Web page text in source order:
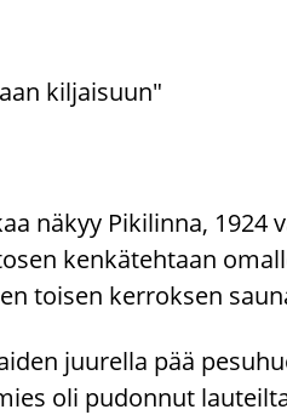
kiljaisuun"
näkyy Pikilinna, 1924
kenkätehtaan
toisen kerroksen
juurella pää
oli pudonnut